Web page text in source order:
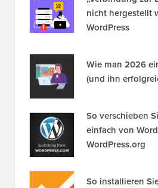
nicht hergestellt
WordPress
Wie man 2026
(und ihn
So verschieben
einfach von
WordPress.org
So installieren